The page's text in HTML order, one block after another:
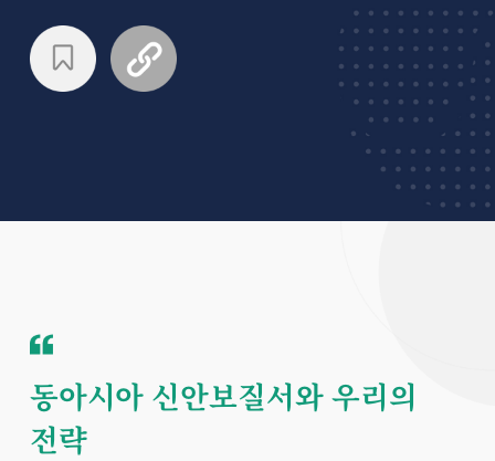
동아시아 신안보질서와 우리의
전략